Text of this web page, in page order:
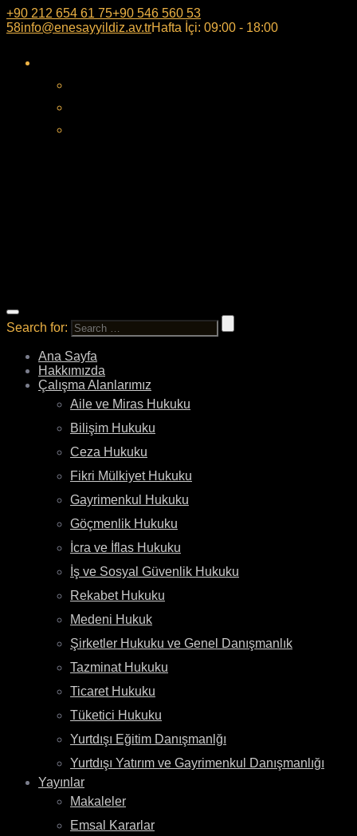
+90 212 654 61 75+90 546 560 53
58info@enesayyildiz.av.trHafta İçi: 09:00 - 18:00
Search for:
Ana Sayfa
Hakkımızda
Çalışma Alanlarımız
Aile ve Miras Hukuku
Bilişim Hukuku
Ceza Hukuku
Fikri Mülkiyet Hukuku
Gayrimenkul Hukuku
Göçmenlik Hukuku
İcra ve İflas Hukuku
İş ve Sosyal Güvenlik Hukuku
Rekabet Hukuku
Medeni Hukuk
Şirketler Hukuku ve Genel Danışmanlık
Tazminat Hukuku
Ticaret Hukuku
Tüketici Hukuku
Yurtdışı Eğitim Danışmanlğı
Yurtdışı Yatırım ve Gayrimenkul Danışmanlığı
Yayınlar
Makaleler
Emsal Kararlar